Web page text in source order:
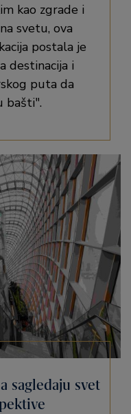
kao zgrade i
svetu, ova
postala je
destinacija i
puta da
bašti .
sagledaju svet